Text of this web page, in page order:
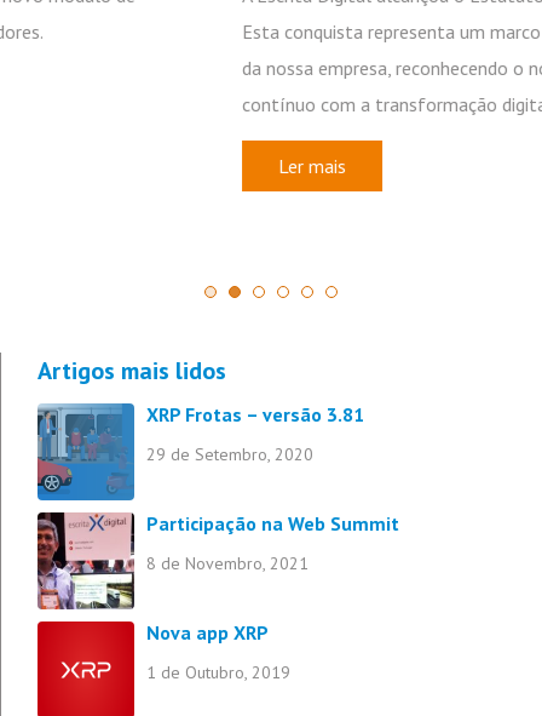
Esta conquista representa um marco importante no percurso
da nossa empresa, reconhecendo o nosso compromisso
contínuo com a transformação digital e…
Artigos mais lidos
XRP Frotas – versão 3.81
29 de Setembro, 2020
Participação na Web Summit
8 de Novembro, 2021
Nova app XRP
1 de Outubro, 2019